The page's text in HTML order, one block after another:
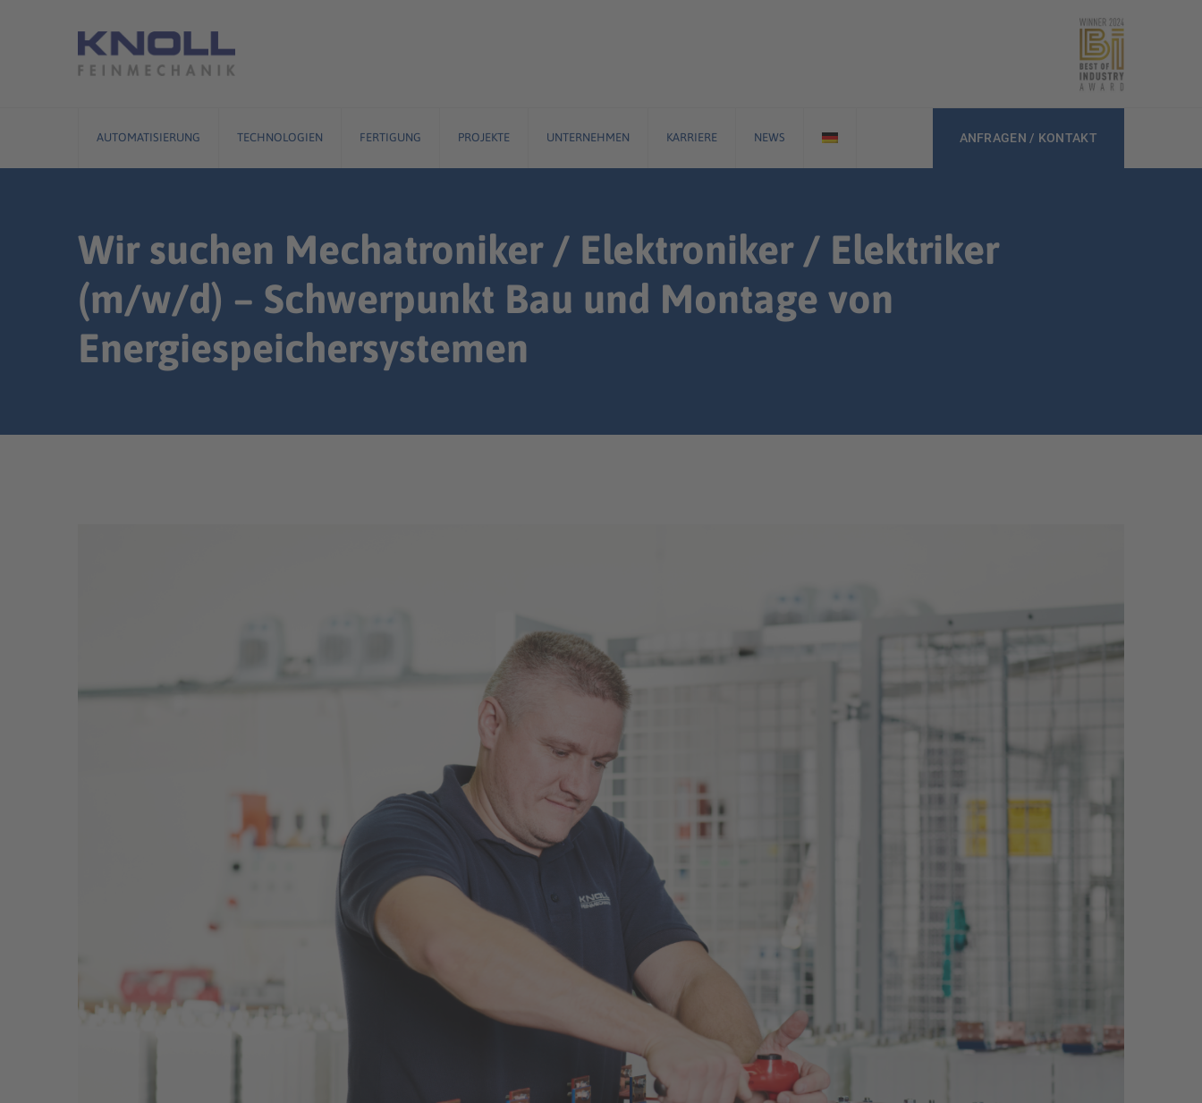
AUTOMATISIERUNG TECHNOLOGIEN FERTIGUNG PROJEKTE UNTERNEHMEN KARRIERE NEWS ANFRAGEN / KONTAKT
Wir suchen Mechatroniker / Elektroniker / Elektriker
(m/w/d) – Schwerpunkt Bau und Montage von
Energiespeichersystemen